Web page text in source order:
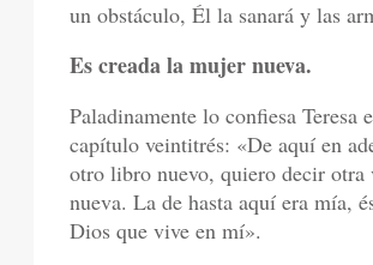
un obstáculo, Él la sanará y las
Es creada la mujer nueva.
Paladinamente lo confiesa Teresa
capítulo veintitrés: «De aquí en
otro libro nuevo, quiero decir otra
nueva. La de hasta aquí era mía,
Dios que vive en mí».